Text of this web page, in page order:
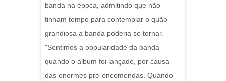
banda na época, admitindo que não
tinham tempo para contemplar o quão
grandiosa a banda poderia se tornar.
"Sentimos a popularidade da banda
quando o álbum foi lançado, por causa
das enormes pré-encomendas. Quando